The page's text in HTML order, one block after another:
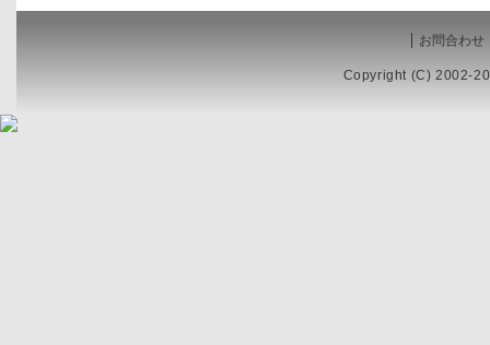
お問合わせ
Copyright (C) 2002-